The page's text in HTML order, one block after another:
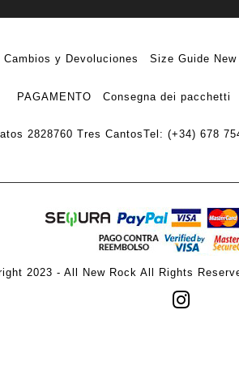
Cambios y Devoluciones Size Guide New
PAGAMENTO Consegna dei pacchetti
2828760 Tres CantosTel: (+34) 678
2023 - All New Rock All Rights